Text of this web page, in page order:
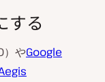
する
）やGoogle